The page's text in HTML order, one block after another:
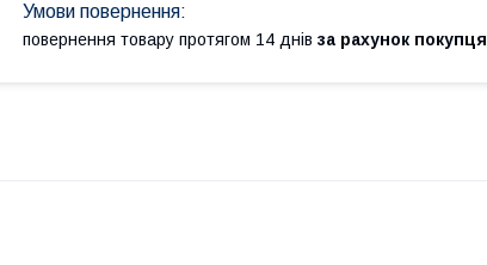
повернення товару протягом 14 днів за рахунок покупця